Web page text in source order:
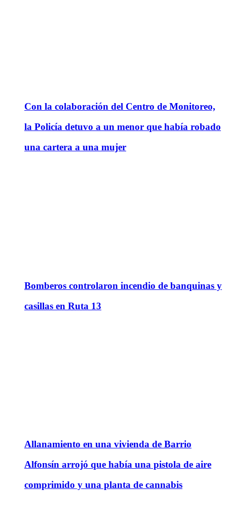
Con la colaboración del Centro de Monitoreo,
la Policía detuvo a un menor que había robado
una cartera a una mujer
Bomberos controlaron incendio de banquinas y
casillas en Ruta 13
Allanamiento en una vivienda de Barrio
Alfonsín arrojó que había una pistola de aire
comprimido y una planta de cannabis